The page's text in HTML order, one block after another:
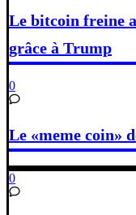
Le bitcoin freine
grâce à Trump
0
Le «meme coin»
0